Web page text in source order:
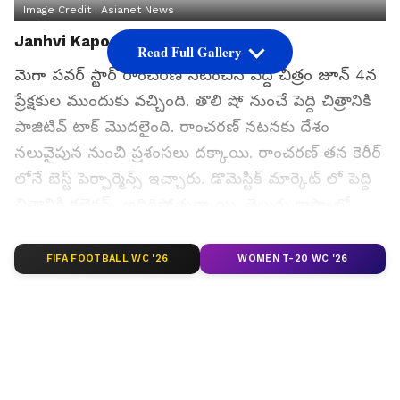
Image Credit :Asianet News
Janhvi Kapoor
మెగా పవర్ స్టార్ రాంచరణ్ నటించిన పెద్ది చిత్రం జూన్ 4న
ప్రేక్షకుల ముందుకు వచ్చింది. తొలి షో నుంచే పెద్ది చిత్రానికి
పాజిటివ్ టాక్ మొదలైంది. రాంచరణ్ నటనకు దేశం
నలువైపున నుంచి ప్రశంసలు దక్కాయి. రాంచరణ్ తన కెరీర్
లోనే బెస్ట్ పెర్ఫార్మెన్స్ ఇచ్చారు. డొమెస్టిక్ మార్కెట్ లో పెద్ది
పయనిస్తోంది.
Read Full Gallery
FIFA FOOTBALL WC '26 WOMEN T-20 WC '26